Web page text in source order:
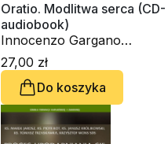
Oratio. Modlitwa serca (CD-
audiobook)
Innocenzo Gargano
OSBCam., ks. Krzysztof
Wons SDS
27,00 zł
Do koszyka